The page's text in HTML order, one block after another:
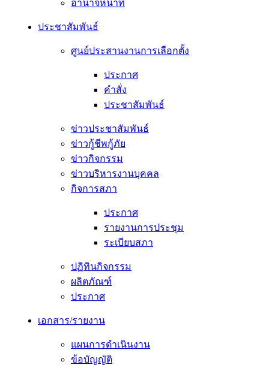
อํานาจหน้าที่
ประชาสัมพันธ์
ศูนย์ประสานงานการเลือกตั้ง
ประกาศ
คำสั่ง
ประชาสัมพันธ์
ข่าวประชาสัมพันธ์
ข่าวกู้ชีพกู้ภัย
ข่าวกิจกรรม
ข่าวบริหารงานบุคคล
กิจการสภา
ประกาศ
รายงานการประชุม
ระเบียบสภา
ปฏิทินกิจกรรม
ผลิตภัณฑ์
ประกาศ
เอกสาร/รายงาน
แผนการดำเนินงาน
ข้อบัญญัติ